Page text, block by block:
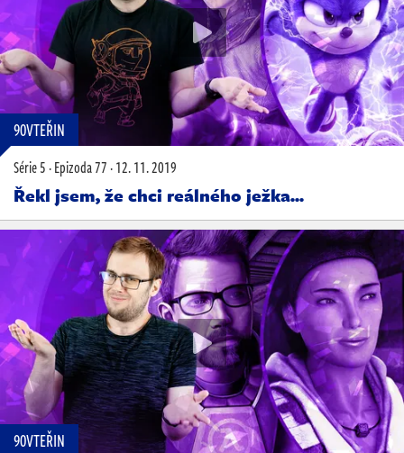
90VTEŘIN
Série 5·Epizoda 77·12. 11. 2019
Řekl jsem, že chci reálného ježka...
90VTEŘIN